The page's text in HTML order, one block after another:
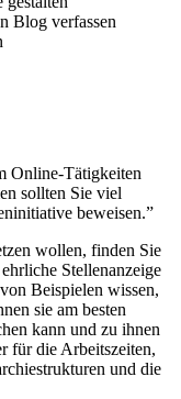
Blog verfassen
Online-Tätigkeiten
sollten Sie viel
beweisen.”
wollen, finden Sie
Stellenanzeige
Beispielen wissen,
sie am besten
kann und zu ihnen
für die Arbeitszeiten,
und die